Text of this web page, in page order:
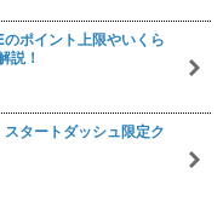
ポイント上限やいくら
説！
タートダッシュ限定ク